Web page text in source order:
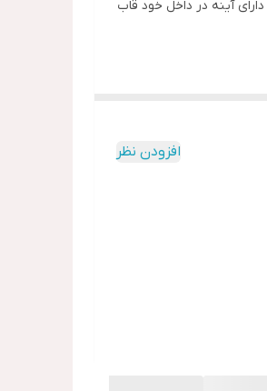
آینه در داخل خود قاب
افزودن نظر